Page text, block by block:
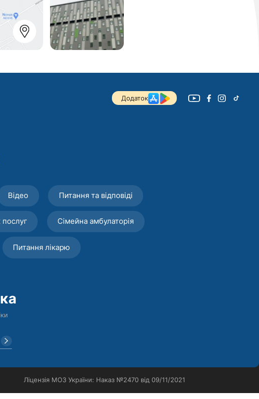
Додаток
Відео Питання та відповіді
Сімейна амбулаторія
Питання лікарю
Ліцензія МОЗ України: Наказ №2470 від 09/11/2021